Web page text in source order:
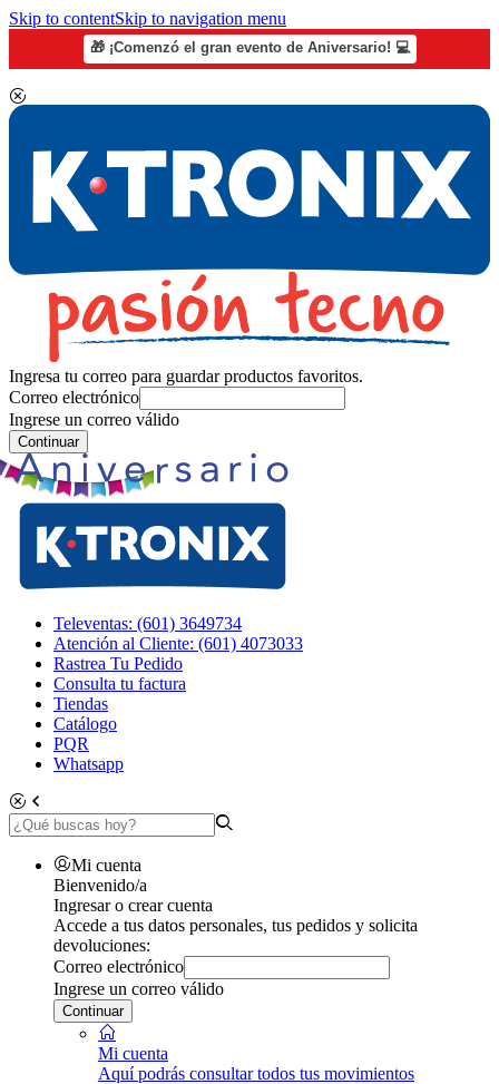
Skip to contentSkip to navigation menu
🎁 ¡Comenzó el gran evento de Aniversario! 💻
Ingresa tu correo para guardar productos favoritos.
Correo electrónico
Ingrese un correo válido
Continuar
Televentas: (601) 3649734
Atención al Cliente: (601) 4073033
Rastrea Tu Pedido
Consulta tu factura
Tiendas
Catálogo
PQR
Whatsapp
Mi cuenta
Bienvenido/a
Ingresar o crear cuenta
Accede a tus datos personales, tus pedidos y solicita
devoluciones:
Correo electrónico
Ingrese un correo válido
Continuar
Mi cuenta
Aquí podrás consultar todos tus movimientos